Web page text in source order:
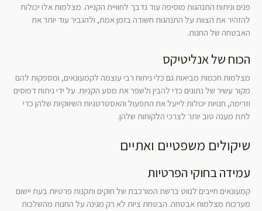
פנים וניתוח התנהגות מוסיפה עוד נדבך לחוויית הקנייה. מצלמות אלו יכולות
להזהיר את הצוות על התנהגות חשודה בזמן אמת, ולהגביר עוד יותר את
האבטחה של החנות.
הכוח של אנליטיקס
מצלמות חכמות מביאות גם כלי ניתוח רבי עוצמה לקמעונאים, ומספקות להם
מקור עשיר של נתונים כדי להבין ולשפר את מסע הקניות. על ידי ניתוח דפוסים
וזרימה, חנויות יכולות לייעל את התפעול והאסטרטגיות השיווקיות שלהן כדי
לתת מענה טוב יותר לצרכי הלקוחות שלהן.
שיקולים משפטיים ואתיים
עמידה בחוקי הפרטיות
קמעונאים חייבים לנווט ברשת המורכבת של חוקים ותקנות פרטיות בעת יישום
מערכות מצלמות אבטחה. הבטחת ציות לא רק מגינה על החנות מהשלכות